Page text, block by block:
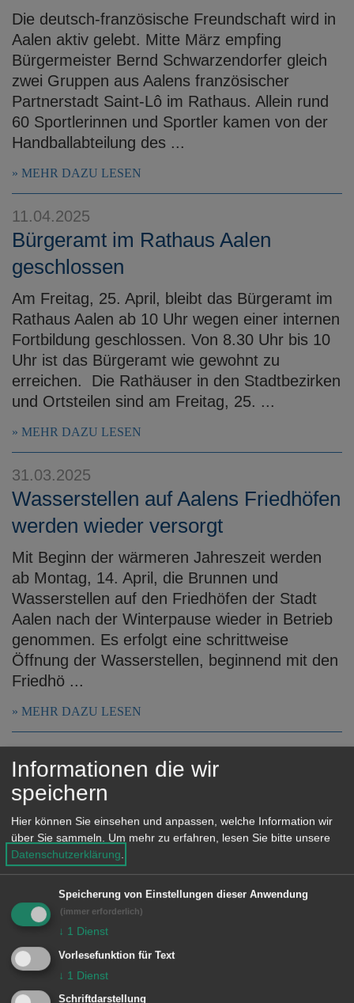
Die deutsch-französische Freundschaft wird in
Aalen aktiv gelebt. Mitte März empfing
Bürgermeister Bernd Schwarzendorfer gleich
zwei Gruppen aus Aalens französischer
Partnerstadt Saint-Lô im Rathaus. Allein rund
60 Sportlerinnen und Sportler kamen von der
Handballabteilung des ...
MEHR DAZU LESEN
11.04.2025
Bürgeramt im Rathaus Aalen
geschlossen
Am Freitag, 25. April, bleibt das Bürgeramt im
Rathaus Aalen ab 10 Uhr wegen einer internen
Fortbildung geschlossen. Von 8.30 Uhr bis 10
Uhr ist das Bürgeramt wie gewohnt zu
erreichen. Die Rathäuser in den Stadtbezirken
und Ortsteilen sind am Freitag, 25. ...
MEHR DAZU LESEN
31.03.2025
Wasserstellen auf Aalens Friedhöfen
werden wieder versorgt
Mit Beginn der wärmeren Jahreszeit werden
ab Montag, 14. April, die Brunnen und
Wasserstellen auf den Friedhöfen der Stadt
Aalen nach der Winterpause wieder in Betrieb
genommen. Es erfolgt eine schrittweise
Öffnung der Wasserstellen, beginnend mit den
Friedhö ...
MEHR DAZU LESEN
Öffnungszeiten der Ämter an Ostern
Über die Osterfeiertage sind die städtischen
Ämter und Dienststellen wie folgt geöffnet:
MEHR DAZU LESEN
24.03.2025
Geänderte Öffnungszeiten der
Bürger- und Standesämter am
Dienstag, 1. April
Informationen die wir
speichern
Hier können Sie einsehen und anpassen, welche Information wir
über Sie sammeln.
Um mehr zu erfahren, lesen Sie bitte unsere
Datenschutzerklärung
Speicherung von Einstellungen dieser Anwendung
(immer erforderlich)
↓ 1 Dienst
Vorlesefunktion für Text
↓ 1 Dienst
Schriftdarstellung